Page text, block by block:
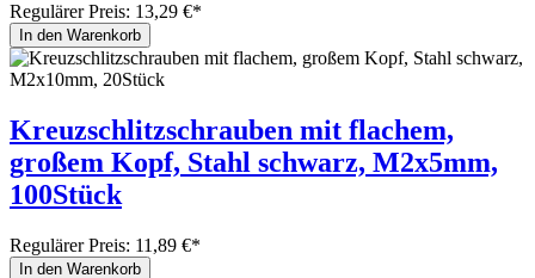
Regulärer Preis: 13,29 €*
In den Warenkorb
Kreuzschlitzschrauben mit flachem,
großem Kopf, Stahl schwarz, M2x5mm,
100Stück
Regulärer Preis: 11,89 €*
In den Warenkorb